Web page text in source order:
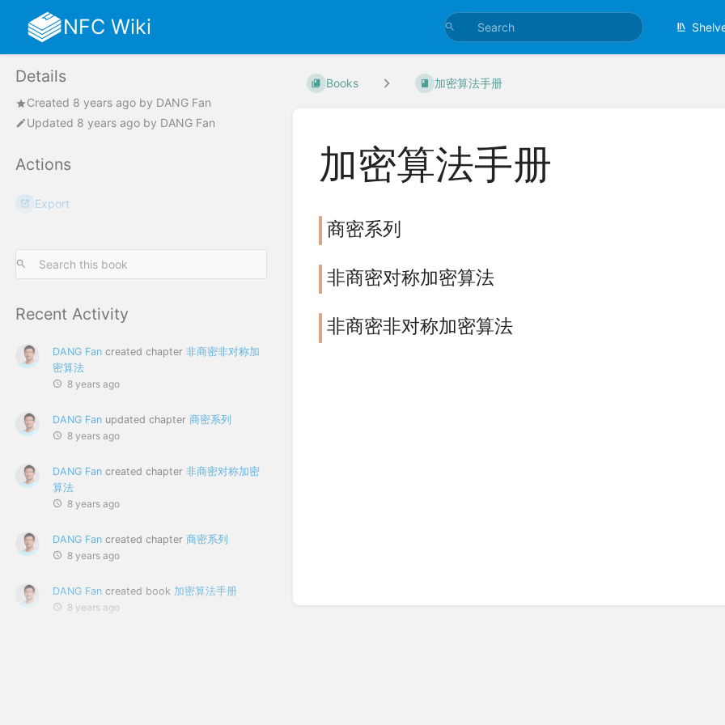
NFC Wiki
Details
Created 8 years ago by DANG Fan
Updated 8 years ago by DANG Fan
Actions
Export
Recent Activity
DANG Fan created chapter 非商密非对称加
密算法
8 years ago
DANG Fan updated chapter 商密系列
8 years ago
DANG Fan created chapter 非商密对称加密
算法
8 years ago
DANG Fan created chapter 商密系列
8 years ago
DANG Fan created book 加密算法手册
8 years ago
Books 加密算法手册
加密算法手册
商密系列
非商密对称加密算法
非商密非对称加密算法